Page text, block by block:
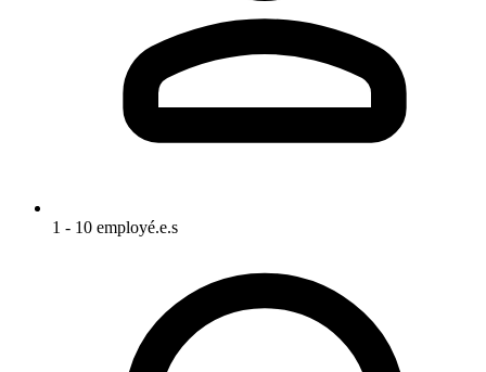
1 - 10 employé.e.s